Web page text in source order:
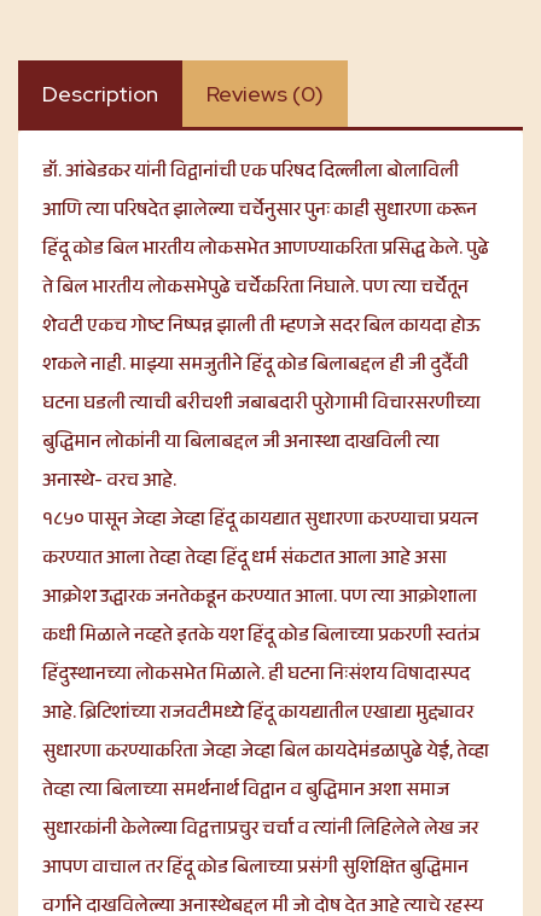
Description Reviews (0)
डॉ. आंबेडकर यांनी विद्वानांची एक परिषद दिल्लीला बोलाविली
आणि त्या परिषदेत झालेल्या चर्चेनुसार पुनः काही सुधारणा करून
हिंदू कोड बिल भारतीय लोकसभेत आणण्याकरिता प्रसिद्ध केले. पुढे
ते बिल भारतीय लोकसभेपुढे चर्चेकरिता निघाले. पण त्या चर्चेतून
शेवटी एकच गोष्ट निष्पन्न झाली ती म्हणजे सदर बिल कायदा होऊ
शकले नाही. माझ्या समजुतीने हिंदू कोड बिलाबद्दल ही जी दुर्दैवी
घटना घडली त्याची बरीचशी जबाबदारी पुरोगामी विचारसरणीच्या
बुद्धिमान लोकांनी या बिलाबद्दल जी अनास्था दाखविली त्या
अनास्थे- वरच आहे.
१८५० पासून जेव्हा जेव्हा हिंदू कायद्यात सुधारणा करण्याचा प्रयत्न
करण्यात आला तेव्हा तेव्हा हिंदू धर्म संकटात आला आहे असा
आक्रोश उद्धारक जनतेकडून करण्यात आला. पण त्या आक्रोशाला
कधी मिळाले नव्हते इतके यश हिंदू कोड बिलाच्या प्रकरणी स्वतंत्र
हिंदुस्थानच्या लोकसभेत मिळाले. ही घटना निःसंशय विषादास्पद
आहे. ब्रिटिशांच्या राजवटीमध्ये हिंदू कायद्यातील एखाद्या मुद्द्यावर
सुधारणा करण्याकरिता जेव्हा जेव्हा बिल कायदेमंडळापुढे येई, तेव्हा
तेव्हा त्या बिलाच्या समर्थनार्थ विद्वान व बुद्धिमान अशा समाज
सुधारकांनी केलेल्या विद्वत्ताप्रचुर चर्चा व त्यांनी लिहिलेले लेख जर
आपण वाचाल तर हिंदू कोड बिलाच्या प्रसंगी सुशिक्षित बुद्धिमान
वर्गाने दाखविलेल्या अनास्थेबद्दल मी जो दोष देत आहे त्याचे रहस्य